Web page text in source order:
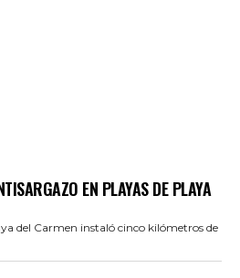
EN PLAYAS DE PLAYA
del Carmen instaló cinco kilómetros de